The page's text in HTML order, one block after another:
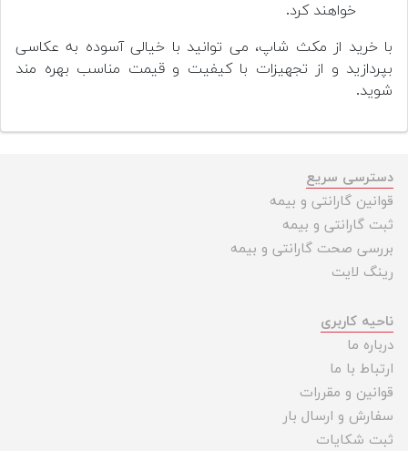
خواهند کرد.
با خرید از مکث شاپ، می توانید با خیالی آسوده به عکاسی
بپردازید و از تجهیزات با کیفیت و قیمت مناسب بهره مند
شوید.
دسترسی سریع
قوانین گارانتی و بیمه
ثبت گارانتی و بیمه
بررسی صحت گارانتی و بیمه
رینگ لایت
ناحیه کاربری
درباره ما
ارتباط با ما
قوانین و مقررات
سفارش و ارسال بار
ثبت شکایات